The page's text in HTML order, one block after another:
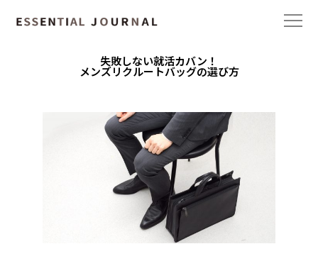
失敗しない就活カバン！
メンズリクルートバッグの選び方